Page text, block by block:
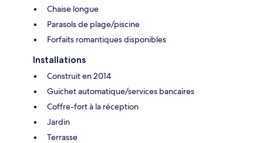
Chaise longue
Parasols de plage/piscine
Forfaits romantiques disponibles
Installations
Construit en 2014
Guichet automatique/services bancaires
Coffre-fort à la réception
Jardin
Terrasse